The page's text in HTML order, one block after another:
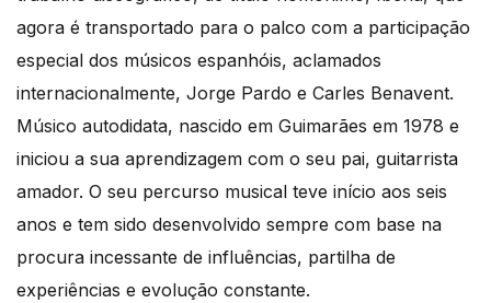
agora é transportado para o palco com a participação
especial dos músicos espanhóis, aclamados
internacionalmente, Jorge Pardo e Carles Benavent.
Músico autodidata, nascido em Guimarães em 1978 e
iniciou a sua aprendizagem com o seu pai, guitarrista
amador. O seu percurso musical teve início aos seis
anos e tem sido desenvolvido sempre com base na
procura incessante de influências, partilha de
experiências e evolução constante.